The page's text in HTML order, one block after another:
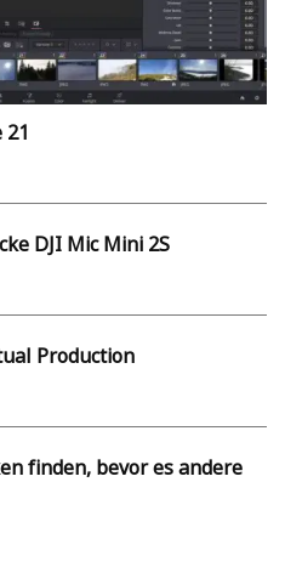
21
DJI Mic Mini 2S
Production
finden, bevor es andere